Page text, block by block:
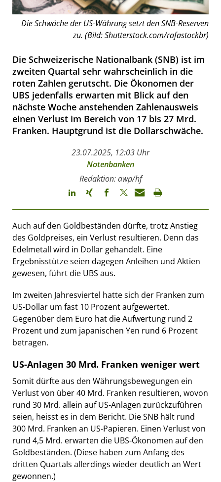
Die Schwäche der US-Währung setzt den SNB-Reserven
zu. (Bild: Shutterstock.com/rafastockbr)
Die Schweizerische Nationalbank (SNB) ist im
zweiten Quartal sehr wahrscheinlich in die
roten Zahlen gerutscht. Die Ökonomen der
UBS jedenfalls erwarten mit Blick auf den
nächste Woche anstehenden Zahlenausweis
einen Verlust im Bereich von 17 bis 27 Mrd.
Franken. Hauptgrund ist die Dollarschwäche.
23.07.2025, 12:03 Uhr
Notenbanken
Redaktion: awp/hf
Auch auf den Goldbeständen dürfte, trotz Anstieg
des Goldpreises, ein Verlust resultieren. Denn das
Edelmetall wird in Dollar gehandelt. Eine
Ergebnisstütze seien dagegen Anleihen und Aktien
gewesen, führt die UBS aus.
Im zweiten Jahresviertel hatte sich der Franken zum
US-Dollar um fast 10 Prozent aufgewertet.
Gegenüber dem Euro hat die Aufwertung rund 2
Prozent und zum japanischen Yen rund 6 Prozent
betragen.
US-Anlagen 30 Mrd. Franken weniger wert
Somit dürfte aus den Währungsbewegungen ein
Verlust von über 40 Mrd. Franken resultieren, wovon
rund 30 Mrd. allein auf US-Anlagen zurückzuführen
seien, heisst es in dem Bericht. Die SNB hält rund
300 Mrd. Franken an US-Papieren. Einen Verlust von
rund 4,5 Mrd. erwarten die UBS-Ökonomen auf den
Goldbeständen. (Diese haben zum Anfang des
dritten Quartals allerdings wieder deutlich an Wert
gewonnen.)